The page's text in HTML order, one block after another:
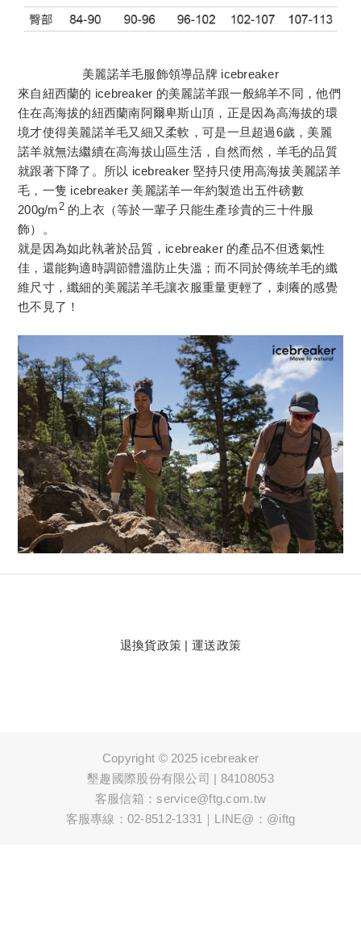
美麗諾羊毛服飾領導品牌 icebreaker
來自紐西蘭的 icebreaker 的美麗諾羊跟一般綿羊不同，他們
住在高海拔的紐西蘭南阿爾卑斯山頂，正是因為高海拔的環
境才使得美麗諾羊毛又細又柔軟，可是一旦超過6歲，美麗
諾羊就無法繼續在高海拔山區生活，自然而然，羊毛的品質
就跟著下降了。所以 icebreaker 堅持只使用高海拔美麗諾羊
毛，一隻 icebreaker 美麗諾羊一年約製造出五件磅數
200g/m 2的上衣（等於一輩子只能生產珍貴的三十件服
飾）。
就是因為如此執著於品質，icebreaker 的產品不但透氣性
佳，還能夠適時調節體溫防止失溫；而不同於傳統羊毛的纖
維尺寸，纖細的美麗諾羊毛讓衣服重量更輕了，刺癢的感覺
也不見了！
退換貨政策 |運送政策
Copyright © 2025 icebreaker
墾趣國際股份有限公司 | 84108053
客服信箱：service@ftg.com.tw
客服專線：02-8512-1331｜LINE@：@iftg